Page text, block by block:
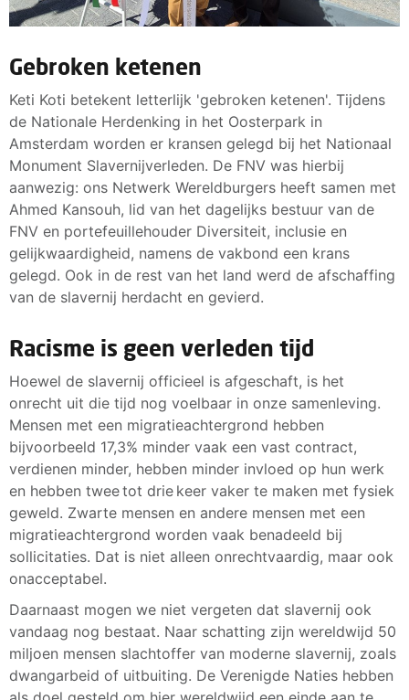
Gebroken ketenen
Keti Koti betekent letterlijk 'gebroken ketenen'. Tijdens
de Nationale Herdenking in het Oosterpark in
Amsterdam worden er kransen gelegd bij het Nationaal
Monument Slavernijverleden. De FNV was hierbij
aanwezig: ons Netwerk Wereldburgers heeft samen met
Ahmed Kansouh, lid van het dagelijks bestuur van de
FNV en portefeuillehouder Diversiteit, inclusie en
gelijkwaardigheid, namens de vakbond een krans
gelegd. Ook in de rest van het land werd de afschaffing
van de slavernij herdacht en gevierd.
Racisme is geen verleden tijd
Hoewel de slavernij officieel is afgeschaft, is het
onrecht uit die tijd nog voelbaar in onze samenleving.
Mensen met een migratieachtergrond hebben
bijvoorbeeld 17,3% minder vaak een vast contract,
verdienen minder, hebben minder invloed op hun werk
en hebben twee tot drie keer vaker te maken met fysiek
geweld. Zwarte mensen en andere mensen met een
migratieachtergrond worden vaak benadeeld bij
sollicitaties. Dat is niet alleen onrechtvaardig, maar ook
onacceptabel.
Daarnaast mogen we niet vergeten dat slavernij ook
vandaag nog bestaat. Naar schatting zijn wereldwijd 50
miljoen mensen slachtoffer van moderne slavernij, zoals
dwangarbeid of uitbuiting. De Verenigde Naties hebben